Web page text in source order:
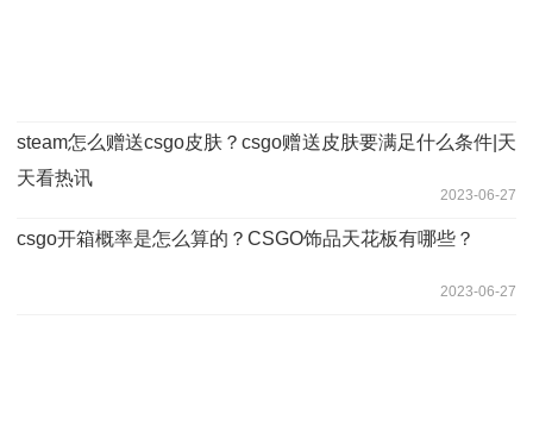
steam怎么赠送csgo皮肤？csgo赠送皮肤要满足什么条件|天
天看热讯
2023-06-27
csgo开箱概率是怎么算的？CSGO饰品天花板有哪些？
2023-06-27